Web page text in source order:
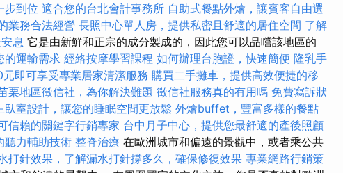
步到位 適合您的台北會計事務所 自助式餐點外燴，讓賓客自由選
業務合法經營 長照中心單人房，提供私密且舒適的居住空間 了解
息 它是由新鮮和正宗的成分製成的，因此您可以品嚐該地區的
的運輸需求 經絡按摩學習課程 如何辦理台胞證，快速簡便 隆乳手
即可享受專業居家清潔服務 購買二手攤車，提供高效便捷的移
栗地區徵信社，為你解決難題 徵信社服務真的有用嗎 免費寫訴狀
臥室設計，讓您的睡眠空間更放鬆 外燴buffet，豐富多樣的餐點
信賴的關鍵字行銷專家 台中月子中心，提供您最舒適的產後照顧
聽力輔助技術 整脊治療 在歐洲城市和偏遠的景觀中，或者乘公共
打針效果，了解漏水打針撐多久，確保修復效果 專業網路行銷策